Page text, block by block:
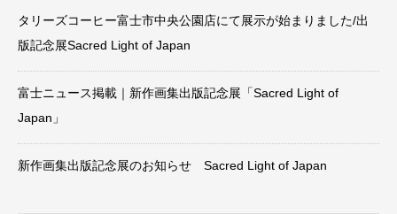
タリーズコーヒー富士市中央公園店にて展示が始まりました/出
版記念展Sacred Light of Japan
富士ニュース掲載｜新作画集出版記念展「Sacred Light of
Japan」
新作画集出版記念展のお知らせ Sacred Light of Japan